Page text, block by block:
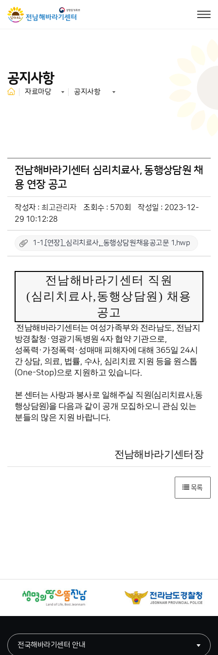
공지사항
자료마당 공지사항
전남해바라기센터 심리치료사, 동행상담원 채
용 연장 공고
작성자 : 최고관리자 조회수 : 570회
작성일 : 2023-12-
29 10:12:28
1-1.[연장]_심리치료사,_동행상담원채용공고문 1.hwp
전남해바라기센터 직원
(심리치료사,동행상담원 ) 채용
공고
전남해바라기센터는 여성가족부와 전라남도, 전남지
방경찰청 · 영광기독병원4자 협약 기관으로,
성폭력 · 가정폭력 · 성매매 피해자에 대해 365일 24시
간 상담, 의료, 법률, 수사, 심리치료 지원 등을 원스톱
(One-Stop)으로 지원하고 있습니다.
본 센터는 사랑과 봉사로 일해주실 직원(심리치료사,동
행상담원)을 다음과 같이 공개 모집하오니 관심 있는
분들의 많은 지원 바랍니다.
전남해바라기센터장
목록
전국해바라기센터 안내